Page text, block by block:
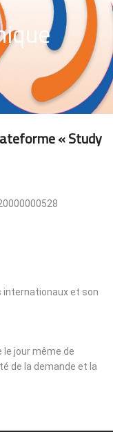
« Study
internationaux et son
le jour même de
de la demande et la